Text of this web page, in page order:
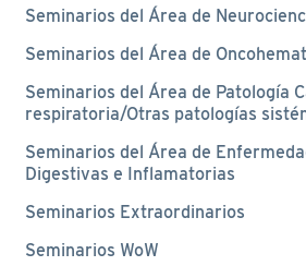
Seminarios del Área de
Seminarios del Área de
Seminarios del Área de Patología
respiratoria/Otras patologías
Seminarios del Área de
Digestivas e Inflamatorias
Seminarios Extraordinarios
Seminarios WoW